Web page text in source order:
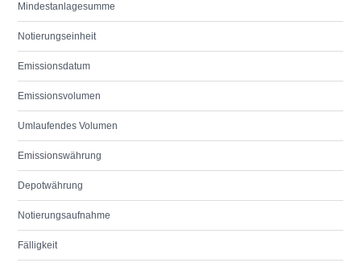
Mindestanlagesumme
Notierungseinheit
Emissionsdatum
Emissionsvolumen
Umlaufendes Volumen
Emissionswährung
Depotwährung
Notierungsaufnahme
Fälligkeit